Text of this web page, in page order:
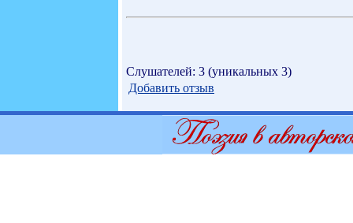
Слушателей: 3 (уникальных 3)
Добавить отзыв